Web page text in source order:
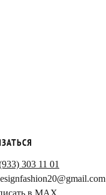
303 11 01
в MAX